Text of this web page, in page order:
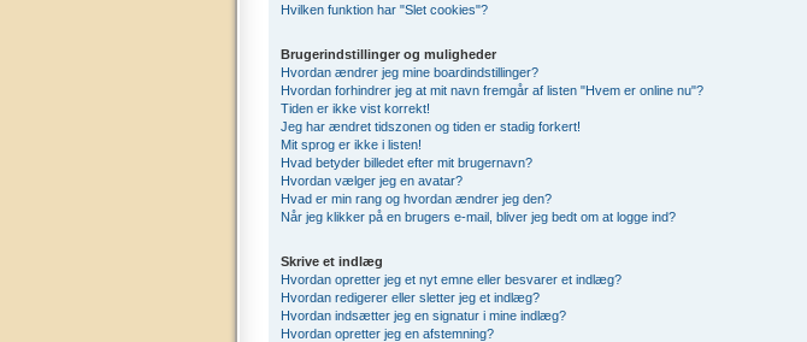
Hvilken funktion har "Slet cookies"?
Brugerindstillinger og muligheder
Hvordan ændrer jeg mine boardindstillinger?
Hvordan forhindrer jeg at mit navn fremgår af listen "Hvem er online nu"?
Tiden er ikke vist korrekt!
Jeg har ændret tidszonen og tiden er stadig forkert!
Mit sprog er ikke i listen!
Hvad betyder billedet efter mit brugernavn?
Hvordan vælger jeg en avatar?
Hvad er min rang og hvordan ændrer jeg den?
Når jeg klikker på en brugers e-mail, bliver jeg bedt om at logge ind?
Skrive et indlæg
Hvordan opretter jeg et nyt emne eller besvarer et indlæg?
Hvordan redigerer eller sletter jeg et indlæg?
Hvordan indsætter jeg en signatur i mine indlæg?
Hvordan opretter jeg en afstemning?